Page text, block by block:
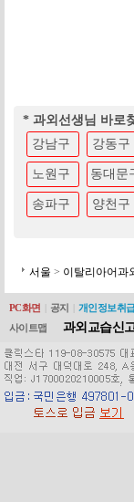
* 과외선생님 바로
강남구
강동구
노원구 동대문
송파구 양천구
서울 > 이탈리아어과
PC화면 공지 개인정보취
사이트맵
과외교습신